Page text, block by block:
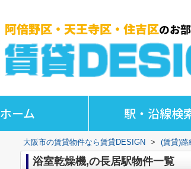
ホーム 駅・沿線検
大阪市の賃貸物件なら賃貸DESIGN > (賃貸)路
浴室乾燥機,の長居駅物件一覧